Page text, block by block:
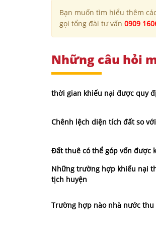
Bạn muốn tìm hiểu thêm
gọi tổng đài tư vấn 0909
Những câu hỏi
thời gian khiếu nại được quy
Chênh lệch diện tích đất so
Đất thuê có thể góp vốn được
Những trường hợp khiếu nại
tịch huyện
Trường hợp nào nhà nước